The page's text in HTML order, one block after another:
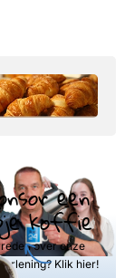
een
koffie
over onze
Klik hier!